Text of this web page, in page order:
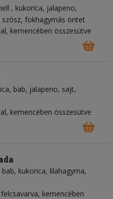
kukorica jalapeno
szósz fokhagymás öntet
kemencében összesütve
bab jalapeno sajt
kemencében összesütve
bab kukorica lilahagyma
kemencében